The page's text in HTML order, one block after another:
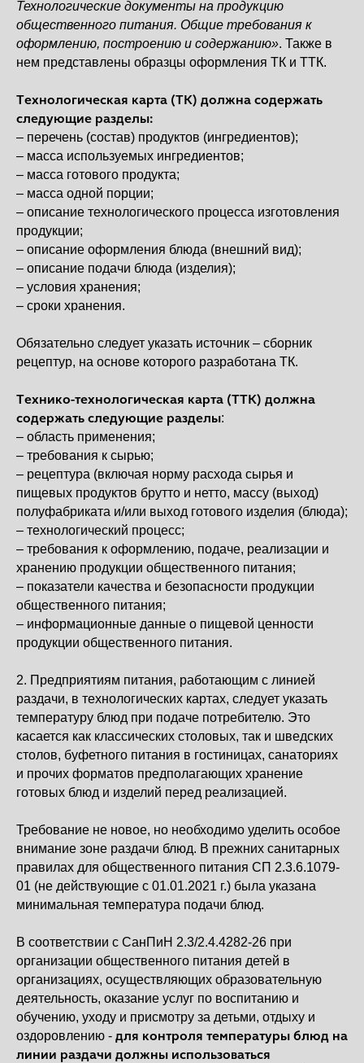
Технологические документы на продукцию
общественного питания. Общие требования к
оформлению, построению и содержанию». Также в
нем представлены образцы оформления ТК и ТТК.
Технологическая карта (ТК) должна содержать
следующие разделы:
– перечень (состав) продуктов (ингредиентов);
– масса используемых ингредиентов;
– масса готового продукта;
– масса одной порции;
– описание технологического процесса изготовления
продукции;
– описание оформления блюда (внешний вид);
– описание подачи блюда (изделия);
– условия хранения;
– сроки хранения.
Обязательно следует указать источник – сборник
рецептур, на основе которого разработана ТК.
Технико-технологическая карта (ТТК) должна
содержать следующие разделы:
– область применения;
– требования к сырью;
– рецептура (включая норму расхода сырья и
пищевых продуктов брутто и нетто, массу (выход)
полуфабриката и/или выход готового изделия (блюда);
– технологический процесс;
– требования к оформлению, подаче, реализации и
хранению продукции общественного питания;
– показатели качества и безопасности продукции
общественного питания;
– информационные данные о пищевой ценности
продукции общественного питания.
2. Предприятиям питания, работающим с линией
раздачи, в технологических картах, следует указать
температуру блюд при подаче потребителю. Это
касается как классических столовых, так и шведских
столов, буфетного питания в гостиницах, санаториях
и прочих форматов предполагающих хранение
готовых блюд и изделий перед реализацией.
Требование не новое, но необходимо уделить особое
внимание зоне раздачи блюд. В прежних санитарных
правилах для общественного питания СП 2.3.6.1079-
01 (не действующие с 01.01.2021 г.) была указана
минимальная температура подачи блюд.
В соответствии с СанПиН 2.3/2.4.4282-26 при
организации общественного питания детей в
организациях, осуществляющих образовательную
деятельность, оказание услуг по воспитанию и
обучению, уходу и присмотру за детьми, отдыху и
оздоровлению - для контроля температуры блюд на
линии раздачи должны использоваться